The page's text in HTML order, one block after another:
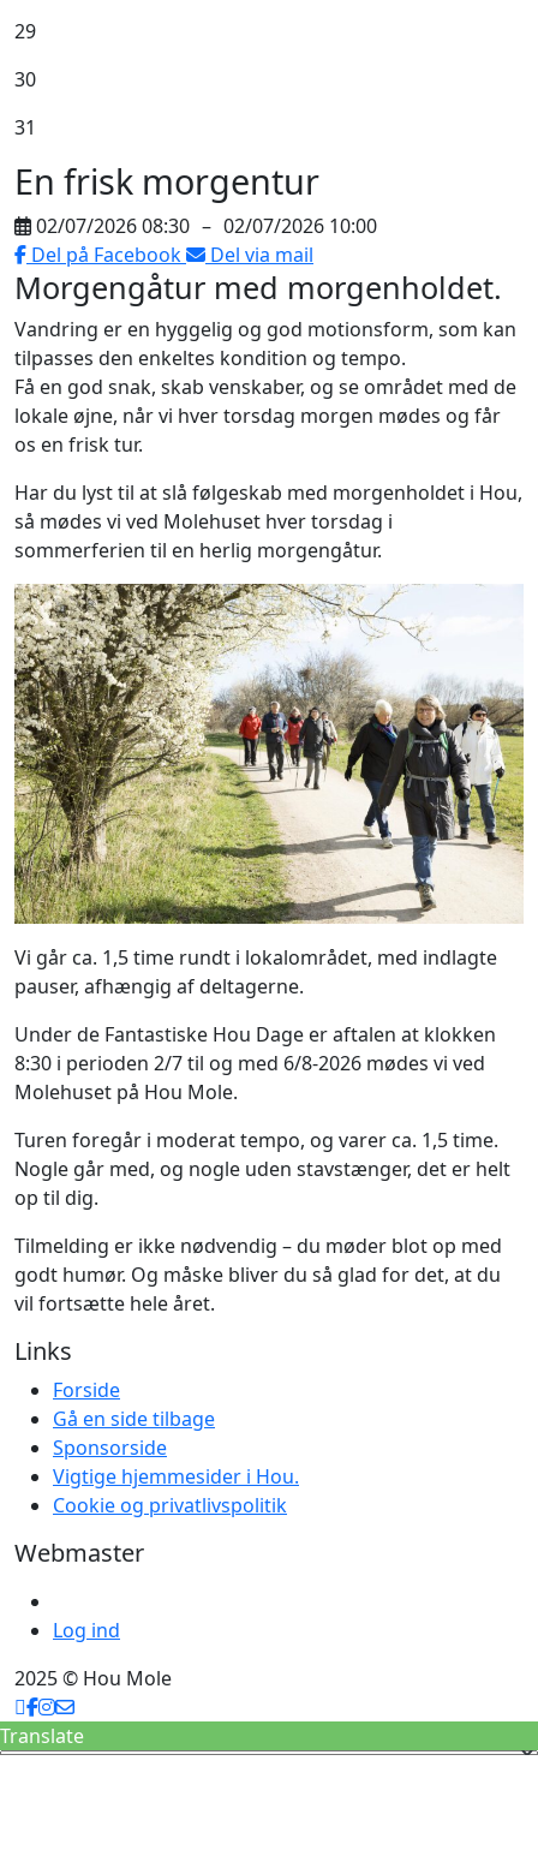
29
30
31
En frisk morgentur
02/07/2026 08:30 – 02/07/2026 10:00
Del på Facebook
Del via mail
Morgengåtur med morgenholdet.
Vandring er en hyggelig og god motionsform, som kan
tilpasses den enkeltes kondition og tempo.
Få en god snak, skab venskaber, og se området med de
lokale øjne, når vi hver torsdag morgen mødes og får
os en frisk tur.
Har du lyst til at slå følgeskab med morgenholdet i Hou,
så mødes vi ved Molehuset hver torsdag i
sommerferien til en herlig morgengåtur.
Vi går ca. 1,5 time rundt i lokalområdet, med indlagte
pauser, afhængig af deltagerne.
Under de Fantastiske Hou Dage er aftalen at klokken
8:30 i perioden 2/7 til og med 6/8-2026 mødes vi ved
Molehuset på Hou Mole.
Turen foregår i moderat tempo, og varer ca. 1,5 time.
Nogle går med, og nogle uden stavstænger, det er helt
op til dig.
Tilmelding er ikke nødvendig – du møder blot op med
godt humør. Og måske bliver du så glad for det, at du
vil fortsætte hele året.
Links
Forside
Gå en side tilbage
Sponsorside
Vigtige hjemmesider i Hou.
Cookie og privatlivspolitik
Webmaster
Log ind
2025 © Hou Mole
Translate